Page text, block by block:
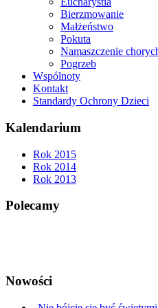
Bierzmowanie
Małżeństwo
Pokuta
Namaszczenie
Pogrzeb
Wspólnoty
Kontakt
Standardy Ochrony Dzieci
Kalendarium
Rok 2015
Rok 2014
Rok 2013
Polecamy
Nowości